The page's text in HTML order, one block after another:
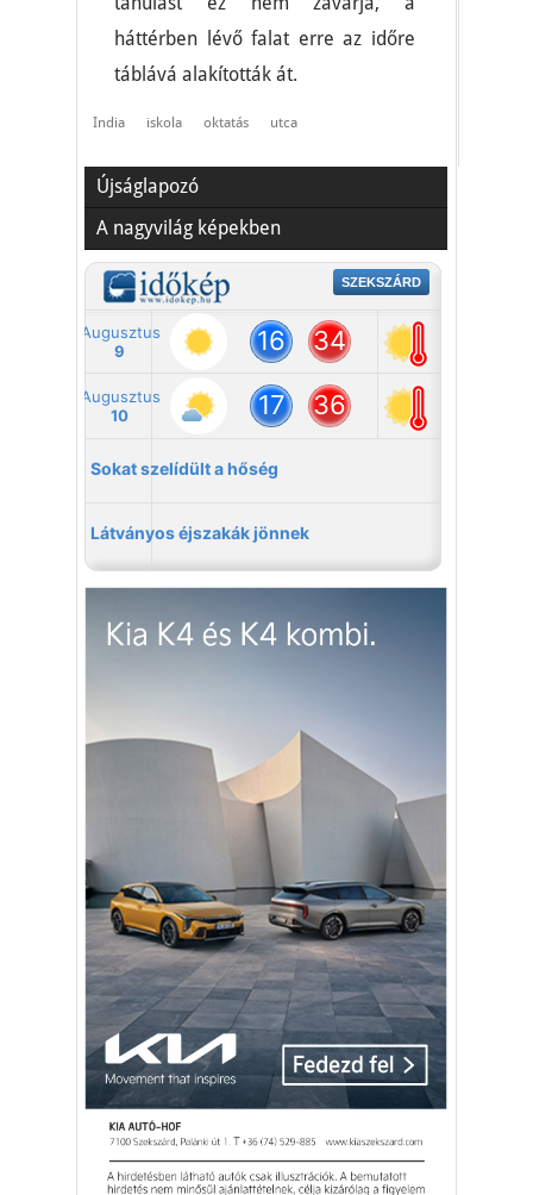
háttérben lévő falat erre az időre
táblává alakították át.
India iskola oktatás utca
Újságlapozó
A nagyvilág képekben